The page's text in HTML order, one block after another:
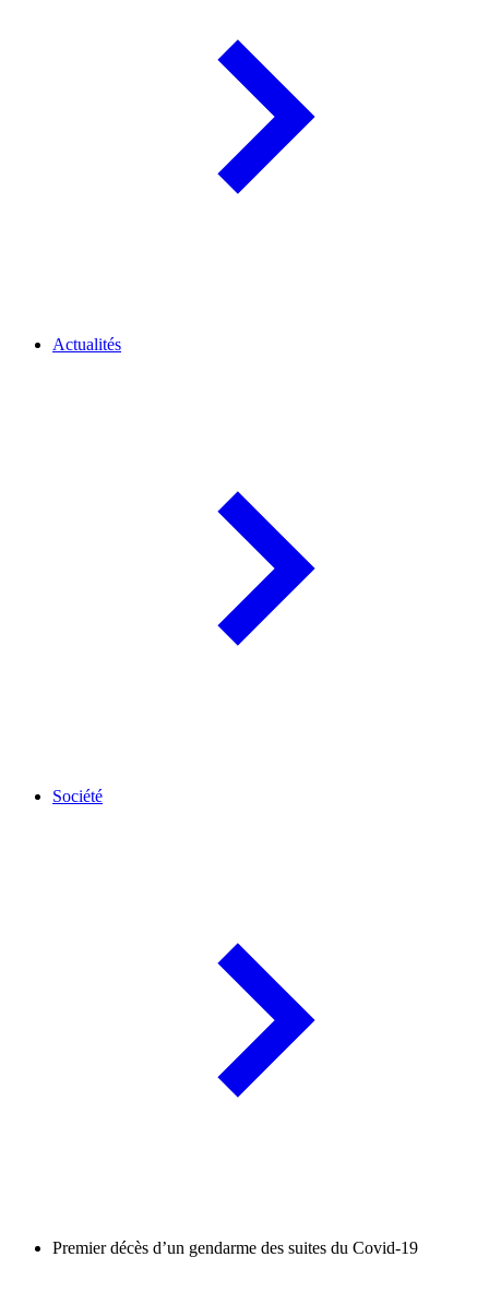
Actualités
Société
Premier décès d’un gendarme des suites du Covid-19